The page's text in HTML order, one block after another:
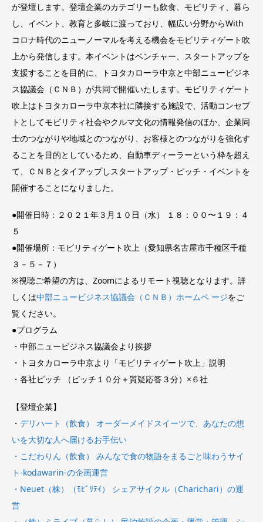
が登壇します。登壇企業のカテゴリーも飲⾷、モビリティ、暮ら
し、イベント、教育と多岐に渡っており、幅広い分野からWith
コロナ時代のニューノーマルを考える機会をモビリティゲート吹
上から発信します。本イベントはベンチャー、スタートアップを
⽀援することを⽬的に、トヨタカローラ中京と中部ニュービジネ
ス協議会（ＣＮＢ）が共同で開催いたします。モビリティゲート
吹上はトヨタカローラ中京本社に隣接する施設で、活動コンセプ
トとしてモビリティ社会やクルマ⽂化の情報発信のほか、企業同
⼠のつながりや地域とのつながり、お客様とのつながりを強化す
ることを⽬的としているため、⾃動⾞ディーラーという枠を超え
て、ＣＮＢとタイアップしスタートアップ・ピッチ・イベントを
開催することになりました。
●開催日時：２０２１年３⽉１０⽇（⽔） １８：００〜１９：４
５
●開催場所：モビリティゲート吹上（愛知県名古屋市千種区千種
３－５－７）
※視聴ご希望の⽅は、Zoomによるリモート視聴となります。詳
しくは中部ニュービジネス協議会（ＣＮＢ）ホームペ ージをご
覧ください。
●プログラム
・中部ニュービジネス協議会より挨拶
・トヨタカローラ中京より「モビリティゲート吹上」説明
・各社ピッチ （ピッチ１０分＋質疑応答３分）×６社
【登壇企業】
・ デリハート（飲⾷） オーダーメイドスイーツで、あなたの想
いを⼤切な⼈へ届けるお⼿伝い
・こだわりん（飲⾷） みんなで⾷の物語をまるごと味わうサイ
ト-kodawarin-の企画運営
・Neuet（株）（ﾓﾋﾞﾘﾃｲ） シェアサイクル（Charichari）の運
営